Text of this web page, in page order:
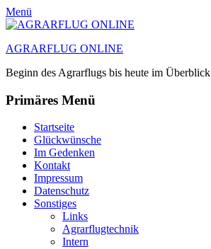
Menü
AGRARFLUG ONLINE
Beginn des Agrarflugs bis heute im Überblick
Primäres Menü
Zum
Inhalt
springen
Startseite
Glückwünsche
Im Gedenken
Kontakt
Impressum
Datenschutz
Sonstiges
Links
Agrarflugtechnik
Intern